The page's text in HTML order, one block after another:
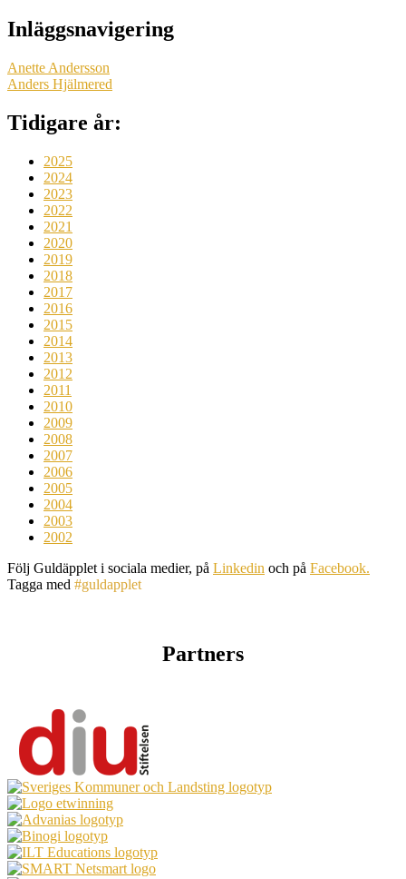
Inläggsnavigering
Anette Andersson
Anders Hjälmered
Tidigare år:
2025
2024
2023
2022
2021
2020
2019
2018
2017
2016
2015
2014
2013
2012
2011
2010
2009
2008
2007
2006
2005
2004
2003
2002
Följ Guldäpplet i sociala medier, på Linkedin och på Facebook.
Tagga med #guldapplet
Partners